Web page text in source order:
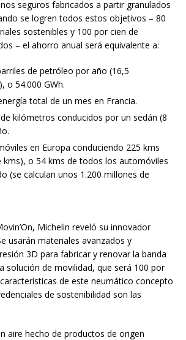
seguros fabricados a partir granulados
se logren todos estos objetivos – 80
sostenibles y 100 por cien de
– el ahorro anual será equivalente a:
de petróleo por año (16,5
o 54.000 GWh.
total de un mes en Francia.
kilómetros conducidos por un sedán (8
en Europa conduciendo 225 kms
kms), o 54 kms de todos los automóviles
(se calculan unos 1.200 millones de
Michelin reveló su innovador
usarán materiales avanzados y
3D para fabricar y renovar la banda
solución de movilidad, que será 100 por
de este neumático concepto
de sostenibilidad son las
aire hecho de productos de origen